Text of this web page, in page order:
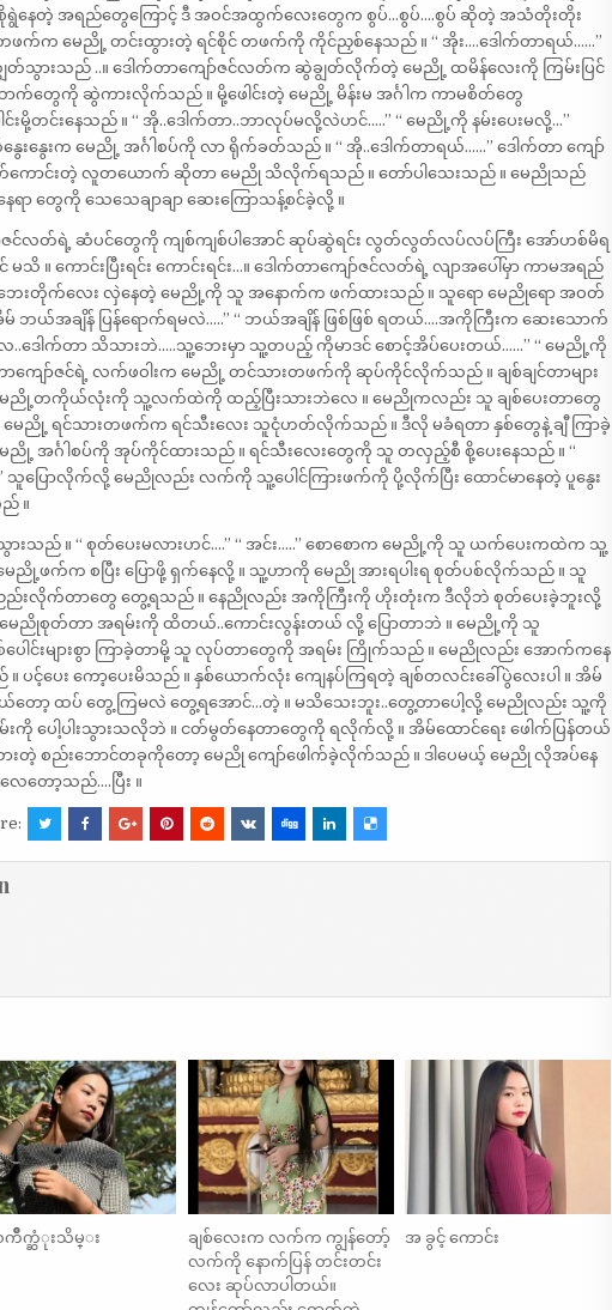
နေတဲ့ အရည်တွေကြောင့် ဒီ အဝင်အထွက်လေးတွေက စွပ်…စွပ်….စွပ် ဆိုတဲ့ အသံတိုးတိုး
က်က မေညို့ တင်းထွားတဲ့ ရင်စိုင် တဖက်ကို ကိုင်ညှစ်နေသည် ။ “ အိုး….ဒေါက်တာရယ်……”
ျွတ်သွားသည် ..။ ဒေါက်တာကျော်ဇင်လတ်က ဆွဲချွတ်လိုက်တဲ့ မေညို့ ထမိန်လေးကို ကြမ်းပြင်
ာက်တွေကို ဆွဲကားလိုက်သည် ။ မို့ဖေါင်းတဲ့ မေညို့ မိန်းမ အင်္ဂါက ကာမစိတ်တွေ
ဖေါင်းမို့တင်းနေသည် ။ “ အို..ဒေါက်တာ..ဘာလုပ်မလို့လဲဟင်…..” “ မေညို့ကို နမ်းပေးမလို့…”
နွေးက မေညို့ အင်္ဂါစပ်ကို လာ ရိုက်ခတ်သည် ။ “ အို..ဒေါက်တာရယ်……” ဒေါက်တာ ကျော်
ကောင်းတဲ့ လူတယောက် ဆိုတာ မေညို သိလိုက်ရသည် ။ တော်ပါသေးသည် ။ မေညိုသည်
ရာ တွေကို သေသေချာချာ ဆေးကြောသန့်စင်ခဲ့လို့ ။
ဇင်လတ်ရဲ့ ဆံပင်တွေကို ကျစ်ကျစ်ပါအောင် ဆုပ်ဆွဲရင်း လွတ်လွတ်လပ်လပ်ကြီး အော်ဟစ်မိရ
သိ ။ ကောင်းပြီးရင်း ကောင်းရင်း…။ ဒေါက်တာကျော်ဇင်လတ်ရဲ့ လျာအပေါ်မှာ ကာမအရည်
ဘေးတိုက်လေး လှဲနေတဲ့ မေညို့ကို သူ အနောက်က ဖက်ထားသည် ။ သူရော မေညိုရော အဝတ်
မ် ဘယ်အချိန် ပြန်ရောက်ရမလဲ…..” “ ဘယ်အချိန် ဖြစ်ဖြစ် ရတယ်….အကိုကြီးက ဆေးသောက်
..ဒေါက်တာ သိသားဘဲ…..သူ့ဘေးမှာ သူ့တပည့် ကိုမာဒင် စောင့်အိပ်ပေးတယ်……” “ မေညို့ကို
က်တာကျော်ဇင်ရဲ့ လက်ဖဝါးက မေညို့ တင်သားတဖက်ကို ဆုပ်ကိုင်လိုက်သည် ။ ချစ်ချင်တာများ
မေညို့တကိုယ်လုံးကို သူ့လက်ထဲကို ထည့်ပြီးသားဘဲလေ ။ မေညိုကလည်း သူ ချစ်ပေးတာတွေ
မေညို့ ရင်သားတဖက်က ရင်သီးလေး သူငုံဟတ်လိုက်သည် ။ ဒီလို မခံရတာ နှစ်တွေနဲ့ ချီ ကြာခဲ့
ေညို့ အင်္ဂါစပ်ကို အုပ်ကိုင်ထားသည် ။ ရင်သီးလေးတွေကို သူ တလှည့်စီ စို့ပေးနေသည် ။ “
ြောလိုက်လို့ မေညိုလည်း လက်ကို သူ့ပေါင်ကြားဖက်ကို ပို့လိုက်ပြီး ထောင်မာနေတဲ့ ပူနွေး
။
သည် ။ “ စုတ်ပေးမလားဟင်….” “ အင်း…..” စောစောက မေညို့ကို သူ ယက်ပေးကထဲက သူ့
။ မေညို့ဖက်က စပြီး ပြောဖို့ ရှက်နေလို့ ။ သူ့ဟာကို မေညို အားရပါးရ စုတ်ပစ်လိုက်သည် ။ သူ
ညည်းလိုက်တာတွေ တွေ့ရသည် ။ နေညိုလည်း အကိုကြီးကို ဟိုးတုံးက ဒီလိုဘဲ စုတ်ပေးခဲ့ဘူးလို့
မှာ မေညိုစုတ်တာ အရမ်းကို ထိတယ်..ကောင်းလွန်းတယ် လို့ ပြောတာဘဲ ။ မေညို့ကို သူ
ပေါင်းများစွာ ကြာခဲ့တာမို့ သူ လုပ်တာတွေကို အရမ်း ကြိုက်သည် ။ မေညိုလည်း အောက်ကနေ
ပင့်ပေး ကော့ပေးမိသည် ။ နှစ်ယောက်လုံး ကျေနပ်ကြရတဲ့ ချစ်တလင်းခေါ်ပွဲလေးပါ ။ အိမ်
ယ်တော့ ထပ် တွေ့ကြမလဲ တွေ့ရအောင်…တဲ့ ။ မသိသေးဘူး..တွေ့တာပေါ့လို့ မေညိုလည်း သူ့ကို
းကို ပေါ့ပါးသွားသလိုဘဲ ။ ငတ်မွတ်နေတာတွေကို ရလိုက်လို့ ။ အိမ်ထောင်ရေး ဖေါက်ပြန်တယ်
စည်းဘောင်တခုကိုတော့ မေညို ကျော်ဖေါက်ခဲ့လိုက်သည် ။ ဒါပေမယ့် မေညို လိုအပ်နေ
တော့သည်….ပြီး ။
က္ဆံုးသိမ္း
ချစ်လေးက လက်က ကျွန်တော့်
လက်ကို နောက်ပြန် တင်းတင်း
လေး ဆုပ်လာပါတယ်။
အ ခွင့် ကောင်း